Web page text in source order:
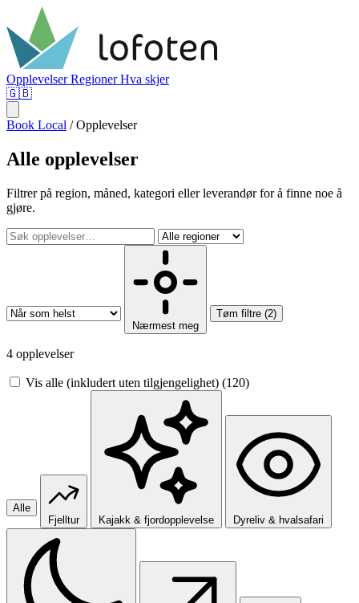
OpplevelserRegionerHva skjer
🇬🇧
Book Local / Opplevelser
Alle opplevelser
Filtrer på region, måned, kategori eller leverandør for å finne noe å
gjøre.
Nærmest meg
Tøm filtre (2)
4 opplevelser
Vis alle (inkludert uten tilgjengelighet) (120)
Alle
Fjelltur
Kajakk & fjordopplevelse Dyreliv & hvalsafari